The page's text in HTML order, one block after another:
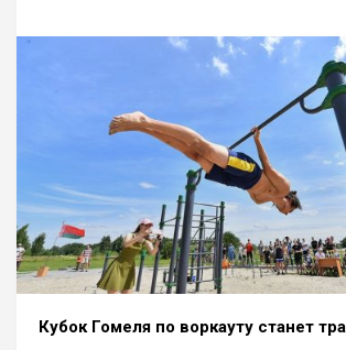
Кубок Гомеля по воркауту станет